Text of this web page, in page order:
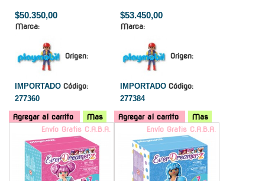
$50.350,00
Marca:
Origen:
IMPORTADO Código:
277360
Agregar al carrito Mas
$53.450,00
Marca:
Origen:
IMPORTADO Código:
277384
Agregar al carrito
Mas
Envío Gratis C.A.B.A.
Envío Gratis C.A.B.A.